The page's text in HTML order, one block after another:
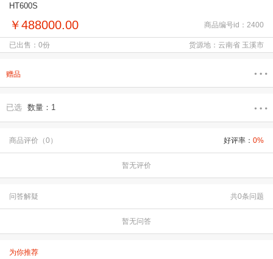
HT600S
￥488000.00 商品编号id：2400
已出售：0份 货源地：云南省 玉溪市
赠品
已选 数量：1
商品评价（0） 好评率： 0%
暂无评价
问答解疑 共0条问题
暂无问答
为你推荐